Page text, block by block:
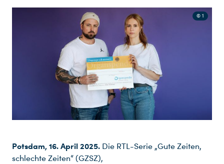
© 1
Potsdam, 16. April 2025. Die RTL-Serie „Gute Zeiten,
schlechte Zeiten“ (GZSZ),